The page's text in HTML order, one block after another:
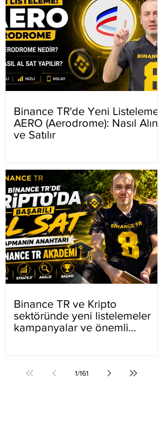
Binance TR'de Yeni Listeleme
AERO (Aerodrome): Nasıl Alınır
ve Satılır
Binance TR ve Kripto
sektöründe yeni listelemeler
kampanyalar ve önemli
1/161